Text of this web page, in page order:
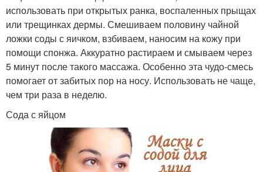
использовать при открытых ранка, воспаленных прыщах
или трещинках дермы. Смешиваем половину чайной
ложки соды с яичком, взбиваем, наносим на кожу при
помощи спонжа. Аккуратно растираем и смываем через
5 минут после такого массажа. Особенно эта чудо-смесь
помогает от забитых пор на носу. Использовать не чаще,
чем три раза в неделю.
Сода с яйцом